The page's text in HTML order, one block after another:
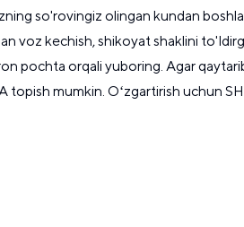
so'rovingiz olingan kundan
voz kechish, shikoyat shaklini
pochta orqali yuboring. Agar
mumkin. Oʻzgartirish uchun